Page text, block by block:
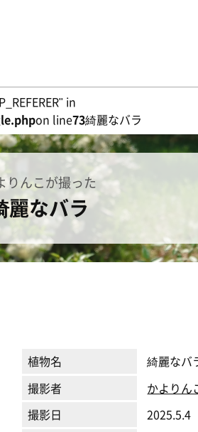
in
on line73綺麗なバラ
りんこが撮った
麗なバラ
植物名
綺麗なバ
撮影者
かよりん
撮影日
2025.5.4